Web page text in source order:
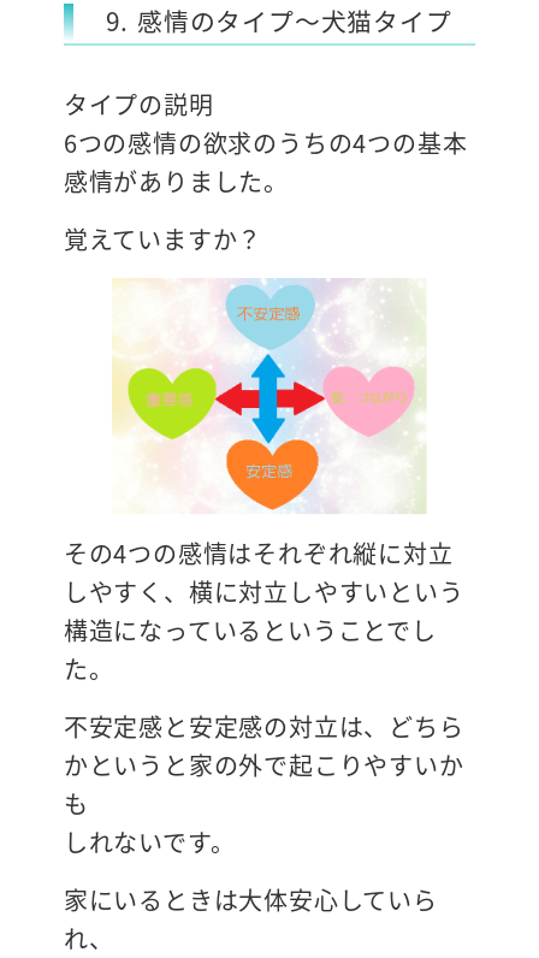
9. 感情のタイプ～犬猫タイプ
タイプの説明
6つの感情の欲求のうちの4つの基本
感情がありました。
覚えていますか？
その4つの感情はそれぞれ縦に対立
しやすく、横に対立しやすいという
構造になっているということでし
た。
不安定感と安定感の対立は、どちら
かというと家の外で起こりやすいか
も
しれないです。
家にいるときは大体安心していら
れ、